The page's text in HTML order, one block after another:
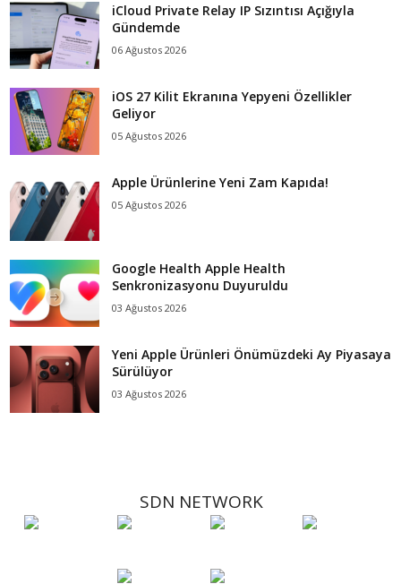
iCloud Private Relay IP Sızıntısı Açığıyla
Gündemde
06 Ağustos 2026
iOS 27 Kilit Ekranına Yepyeni Özellikler
Geliyor
05 Ağustos 2026
Apple Ürünlerine Yeni Zam Kapıda!
05 Ağustos 2026
Google Health Apple Health
Senkronizasyonu Duyuruldu
03 Ağustos 2026
Yeni Apple Ürünleri Önümüzdeki Ay Piyasaya
Sürülüyor
03 Ağustos 2026
SDN NETWORK